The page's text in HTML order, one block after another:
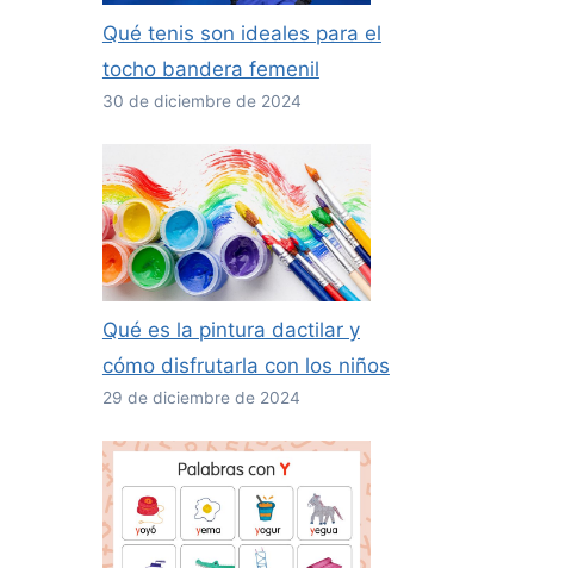
Qué tenis son ideales para el
tocho bandera femenil
30 de diciembre de 2024
Qué es la pintura dactilar y
cómo disfrutarla con los niños
29 de diciembre de 2024